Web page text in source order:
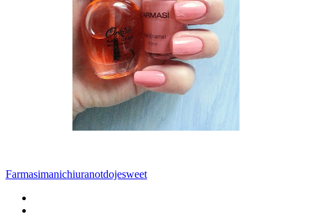
Farmasimanichiuranotdojesweet